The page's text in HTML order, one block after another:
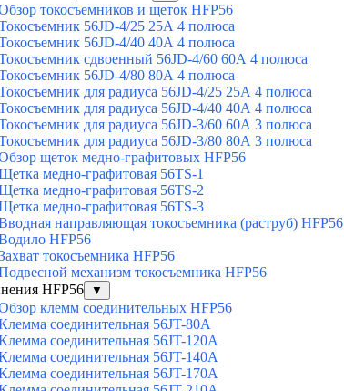
токосъемников и щеток HFP56
56JD-4/25 25А 4 полюса
56JD-4/40 40А 4 полюса
сдвоенный 56JD-4/60 60А 4 полюса
56JD-4/80 80А 4 полюса
для радиуса 56JD-4/25 25А 4 полюса
для радиуса 56JD-4/40 40А 4 полюса
для радиуса 56JD-3/60 60А 3 полюса
для радиуса 56JD-3/80 80А 3 полюса
щеток медно-графитовых HFP56
медно-графитовая 56TS-1
медно-графитовая 56TS-2
медно-графитовая 56TS-3
направляющая токосъемника (раструб) HFP56
HFP56
токосъемника HFP56
механизм токосъемника HFP56
HFP56
▼
клемм соединительных HFP56
соединительная 56JT-80A
соединительная 56JT-120A
соединительная 56JT-140A
соединительная 56JT-170A